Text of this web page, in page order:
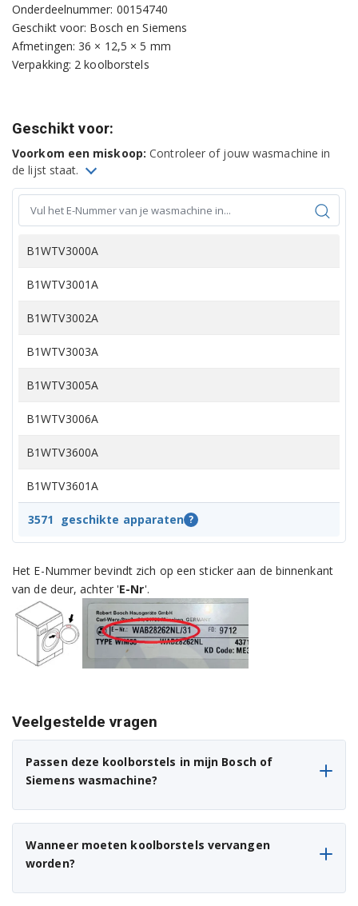
Onderdeelnummer: 00154740
Geschikt voor: Bosch en Siemens
Afmetingen: 36 × 12,5 × 5 mm
Verpakking: 2 koolborstels
Geschikt voor:
Voorkom een miskoop: Controleer of jouw wasmachine in
de lijst staat.
B1WTV3000A
B1WTV3001A
B1WTV3002A
B1WTV3003A
B1WTV3005A
B1WTV3006A
B1WTV3600A
B1WTV3601A
B1WTV3602A
B1WTV3801A
B1WTV3802A
B1WTV3803A
BOSCHWFG1870
S1WTF3000A
S1WTF3001A
S1WTF3002A
S1WTF3003A
3571 geschikte apparaten ?
Het E-Nummer bevindt zich op een sticker aan de binnenkant
van de deur, achter 'E-Nr'.
Veelgestelde vragen
Passen deze koolborstels in mijn Bosch of
Siemens wasmachine?
Wanneer moeten koolborstels vervangen
worden?